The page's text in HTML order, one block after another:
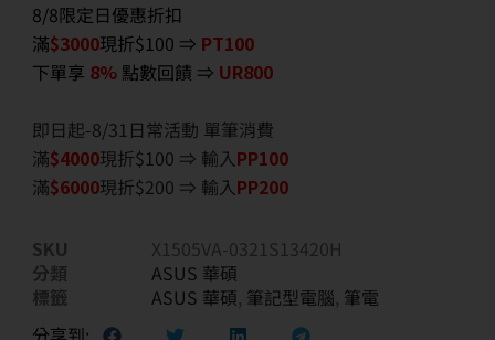
8/8限定日優惠折扣
滿$3000現折$100 ⇒ PT100
下單享 8% 點數回饋 ⇒ UR800
即日起-8/31日常活動 單筆消費
滿$4000現折$100 ⇒ 輸入PP100
滿$6000現折$200 ⇒ 輸入PP200
SKU
X1505VA-0321S13420H
分類
ASUS 華碩
標籤
ASUS 華碩, 筆記型電腦, 筆電